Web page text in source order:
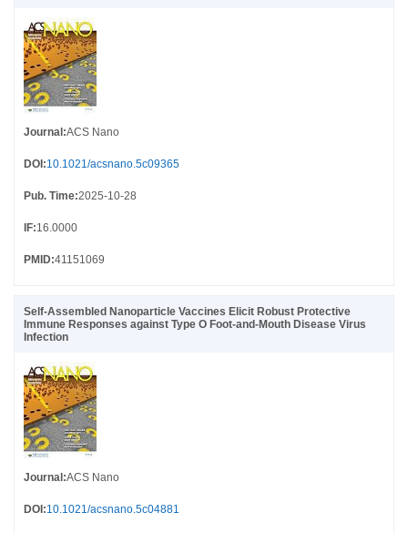
Journal :ACS Nano
DOI :10.1021/acsnano.5c09365
Pub. Time:2025-10-28
IF:16.0000
PMID:41151069
Self-Assembled Nanoparticle Vaccines Elicit Robust Protective
Immune Responses against Type O Foot-and-Mouth Disease Virus
Infection
Journal:ACS Nano
DOI:10.1021/acsnano.5c04881